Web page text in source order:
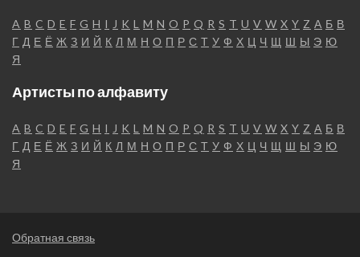
A B C D E F G H I J K L M N O P Q R S T U V W X Y Z А Б В
Г Д Е Ё Ж З И Й К Л М Н О П Р С Т У Ф Х Ц Ч Щ Ш Ы Э Ю
Я
Артисты по алфавиту
A B C D E F G H I J K L M N O P Q R S T U V W X Y Z А Б В
Г Д Е Ё Ж З И Й К Л М Н О П Р С Т У Ф Х Ц Ч Щ Ш Ы Э Ю
Я
Обратная связь